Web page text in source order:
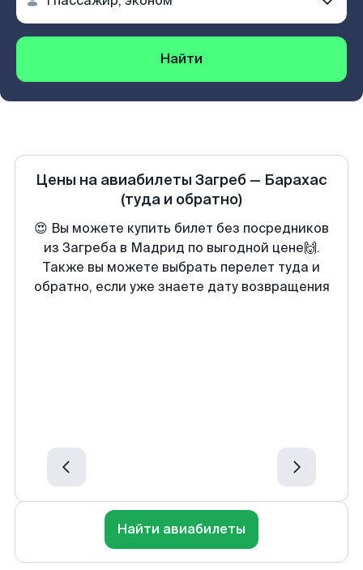
Найти
Цены на авиабилеты Загреб — Барахас
(туда и обратно)
😍 Вы можете купить билет без посредников
из Загреба в Мадрид по выгодной цене🙌.
Также вы можете выбрать перелет туда и
обратно, если уже знаете дату возвращения
Найти авиабилеты